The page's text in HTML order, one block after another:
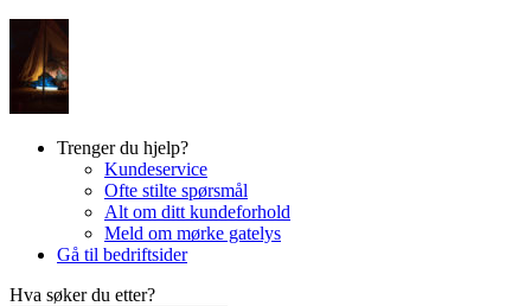
Trenger du hjelp?
Kundeservice
Ofte stilte spørsmål
Alt om ditt kundeforhold
Meld om mørke gatelys
Gå til bedriftsider
Hva søker du etter?